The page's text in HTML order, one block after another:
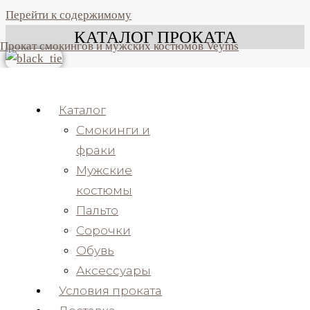
Перейти к содержимому
Прокат смокингов и мужских костюмов Veyms
Каталог
Смокинги и
фраки
Мужские
костюмы
Пальто
Сорочки
Обувь
Аксессуары
Условия проката
КАТАЛОГ ПРОКАТА
Прокат классических
мужских костюмов
Прокат фраков
ОТ 8990 РУБ. ЗА 3 ДНЯ